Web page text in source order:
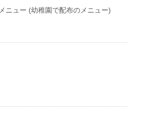
ニュー (幼稚園で配布のメニュー)